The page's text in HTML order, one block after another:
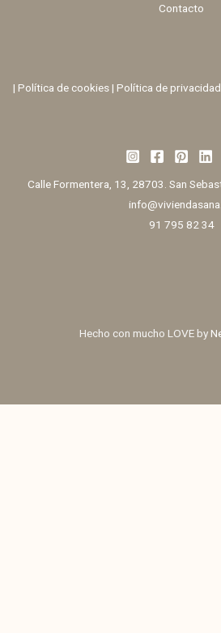
Contacto
| Política de cookies| Política de privacidad
Calle Formentera, 13, 28703. San
91 795 82 34
Hecho con mucho LOVE by